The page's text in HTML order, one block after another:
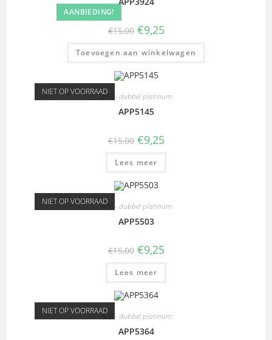
AANBIEDING!
€15,00 €9,25
Toevoegen aan winkelwagen
NIET OP VOORRAADAPP - dubbel platinum
APP5145
€15,00 €9,25
Lees meer
NIET OP VOORRAADAPP - dubbel platinum
APP5503
€15,00 €9,25
Lees meer
NIET OP VOORRAADAPP - dubbel platinum
APP5364